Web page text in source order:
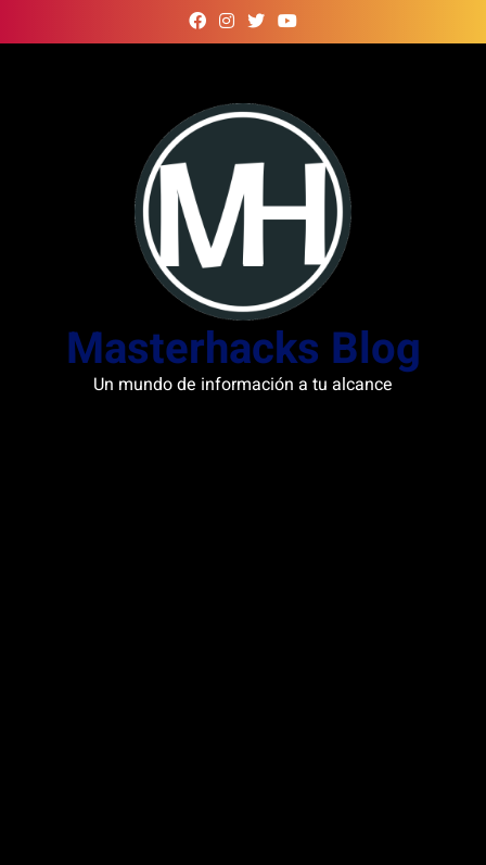
to
Masterhacks Blog
Un mundo de información a tu alcance